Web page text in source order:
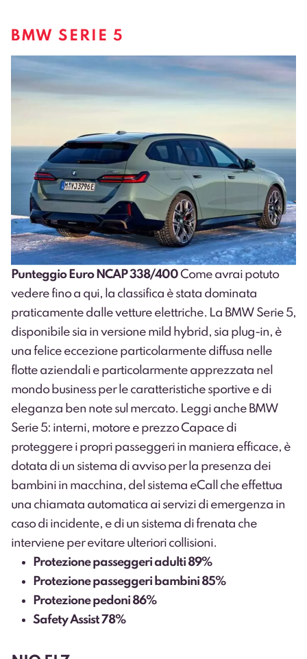
BMW SERIE 5
Punteggio Euro NCAP 338/400Come avrai potuto
vedere fino a qui, la classifica è stata dominata
praticamente dalle vetture elettriche. La BMW Serie 5,
disponibile sia in versione mild hybrid, sia plug-in, è
una felice eccezione particolarmente diffusa nelle
flotte aziendali e particolarmente apprezzata nel
mondo business per le caratteristiche sportive e di
eleganza ben note sul mercato. Leggi anche BMW
Serie 5: interni, motore e prezzoCapace di
proteggere i propri passeggeri in maniera efficace, è
dotata di un sistema di avviso per la presenza dei
bambini in macchina, del sistema eCall che effettua
una chiamata automatica ai servizi di emergenza in
caso di incidente, e di un sistema di frenata che
interviene per evitare ulteriori collisioni.
Protezione passeggeri adulti 89%
Protezione passeggeri bambini 85%
Protezione pedoni 86%
Safety Assist 78%